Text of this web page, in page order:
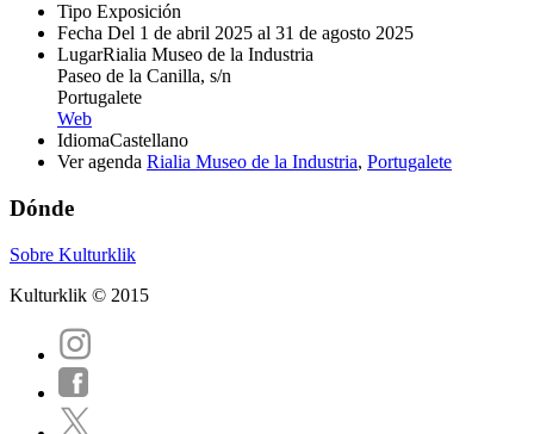
Tipo Exposición
Fecha Del 1 de abril 2025 al 31 de agosto 2025
LugarRialia Museo de la Industria
Paseo de la Canilla, s/n
Portugalete
Web
IdiomaCastellano
Ver agenda Rialia Museo de la Industria, Portugalete
Dónde
Sobre Kulturklik
Kulturklik © 2015